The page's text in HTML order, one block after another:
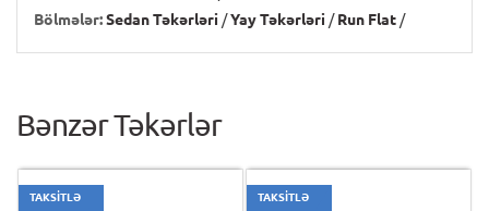
Bölmələr:Sedan Təkərləri /Yay Təkərləri /Run Flat /
Bənzər Təkərlər
TAKSİTLƏ TAKSİTLƏ